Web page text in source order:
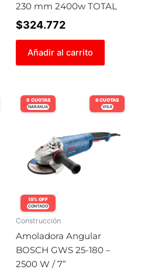
230 mm 2400w TOTAL
$324.772
Añadir al carrito
6 CUOTAS
VISA
8 CUOTAS
NARANJA
15% OFF
CONTADO
Construcción
Amoladora Angular
BOSCH GWS 25-180 –
2500 W / 7”